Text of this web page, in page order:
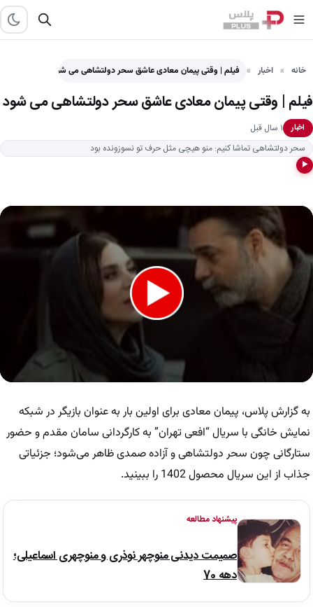
خانه اخبار فیلم | وقتی پیمان معادی عاشق سحر دولتشاهی می شود
فیلم | وقتی پیمان معادی عاشق سحر دولتشاهی می شود
اخبار
۱ سال قبل
سحر دولتشاهی تماشا کنیم: منو هیچی مثل حرف تو نسوزونده بود
▶
seconds
به گزارش پلاس، پیمان معادی برای اولین بار به عنوان بازیگر در شبکه
نمایش خانگی با سریال “افعی تهران” به کارگردانی سامان مقدم و حضور
ستارگانی چون سحر دولتشاهی و آزاده صمدی ظاهر می‌شود؛ جزئیاتی
جذاب از این سریال محصول 1402 را ببینید.
پیشنهاد مطالعه
صمیمت دیدنی منوچهر نوذری و منوچهری اسماعیلی؛
دهه 70